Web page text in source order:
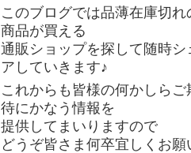
このブログでは品薄在庫切れ
商品が買える
通販ショップを探して随時シ
アしていきます♪
これからも皆様の何かしらご
待にかなう情報を
提供してまいりますので
どうぞ皆さま何卒宜しくお願